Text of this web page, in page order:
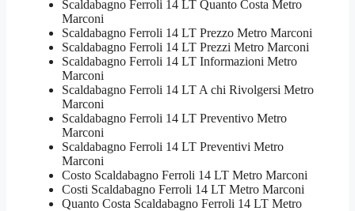
Scaldabagno Ferroli 14 LT Quanto Costa Metro
Marconi
Scaldabagno Ferroli 14 LT Prezzo Metro Marconi
Scaldabagno Ferroli 14 LT Prezzi Metro Marconi
Scaldabagno Ferroli 14 LT Informazioni Metro
Marconi
Scaldabagno Ferroli 14 LT A chi Rivolgersi Metro
Marconi
Scaldabagno Ferroli 14 LT Preventivo Metro
Marconi
Scaldabagno Ferroli 14 LT Preventivi Metro
Marconi
Costo Scaldabagno Ferroli 14 LT Metro Marconi
Costi Scaldabagno Ferroli 14 LT Metro Marconi
Quanto Costa Scaldabagno Ferroli 14 LT Metro